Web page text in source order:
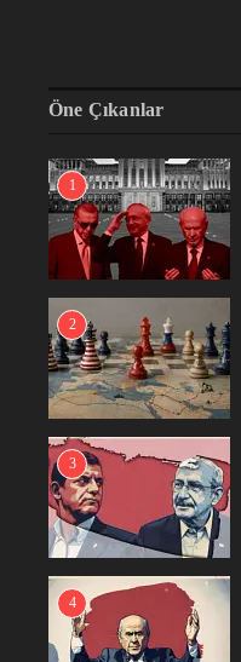
Öne Çıkanlar
1
2
3
4